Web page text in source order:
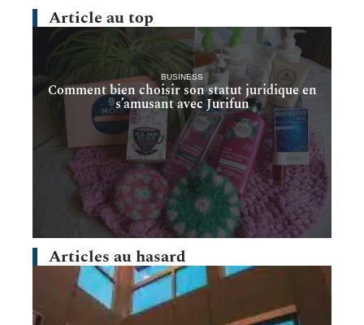
Article au top
BUSINESS
Comment bien choisir son statut juridique en
s’amusant avec Jurifun
Articles au hasard